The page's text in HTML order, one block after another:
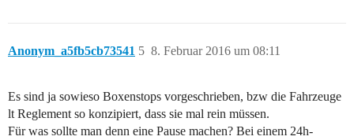
Anonym_a5fb5cb73541 8. Februar 2016 um 08:11
5
Es sind ja sowieso Boxenstops vorgeschrieben, bzw die Fahrzeuge
lt Reglement so konzipiert, dass sie mal rein müssen.
Für was sollte man denn eine Pause machen? Bei einem 24h-